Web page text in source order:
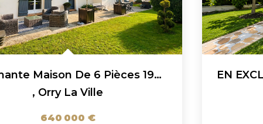
Charmante Maison De 6 Pièces 194 M² À Orry La Ville !
, Orry La Ville
640 000 €